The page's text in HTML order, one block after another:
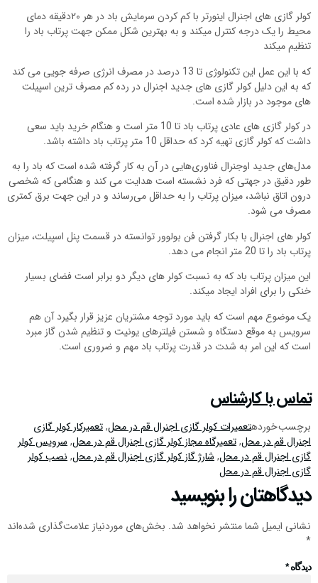
کولر گازی های اجنرال اینورتر با کم کردن سرمایش باد در هر ۲۰دقیقە دمای
محیط را یک درجه کنترل میکند و به بهترین شکل ممکن جهت پرتاب باد را
تنظیم میکند
که با این عمل این تکنولوژی تا 13 درصد در مصرف انرژی صرفه جویی می کند
که به این دلیل کولر گازی های جدید اجنرال در رده کم مصرف ترین اسپیلت
های موجود در بازار شده است.
در کولر گازی های عادی پرتاب باد تا 10 متر است و هنگام خرید باید سعی
داشت که کولر گازی تهیه کرد که حداقل 10 متر پرتاب باد داشته باشد.
مدل‌های جدید اوجنرال فناوری‌هایی در آن به کار گرفته‌ شده است که باد را به
طور دقیق در جهتی که فرد نشسته ‌است هدایت می ‌کند و هنگامی که شخصی
درون اتاق نباشد، میزان پرتاب را به حداقل می‌رساند و در این جهت برق کمتری
مصرف می شود.
کولر های اجنرال با بکار گرفتن فن بولوور توانسته در قسمت پنل اسپیلت، میزان
پرتاب باد را تا 20 متر انجام می دهد.
این میزان پرتاب باد که به نسبت کولر های دیگر دو برابر است فضای بسیار
خنکی را برای افراد ایجاد میکند.
یک موضوع مهم است که باید مورد توجه مشتریان عزیز قرار بگیرد آن هم
سرویس به موقع دستگاه و شستن فیلترهای یونیت و تنظیم شدن گاز مبرد
است که این امر به شدت در قدرت پرتاب باد مهم و ضروری است.
تماس با کارشناس
برچسب خوردهتعمیرات کولر گازی اجنرال قم در محل,تعمیرکار کولر گازی
اجنرال قم در محل,تعمیرگاه مجاز کولر گازی اجنرال قم در محل,سرویس کولر
گازی اجنرال قم در محل,شارژ گاز کولر گازی اجنرال قم در محل,نصب کولر
گازی اجنرال قم در محل
دیدگاهتان را بنویسید
نشانی ایمیل شما منتشر نخواهد شد. بخش‌های موردنیاز علامت‌گذاری شده‌اند
*
دیدگاه*